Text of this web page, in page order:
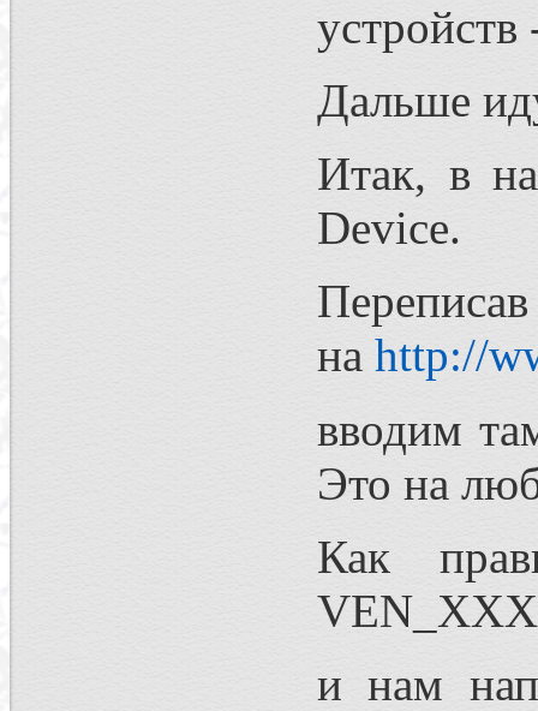
Дальше
Итак, в
Device.
на http://
вводим
Это на
Как
и нам